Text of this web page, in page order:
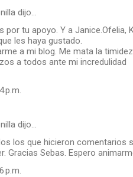
dijo…
por tu apoyo. Y a Janice.Ofelia,
les haya gustado.
a mi blog. Me mata la
a todos ante mi incredulidad
p.m.
dijo…
los que hicieron comentarios
Gracias Sebas. Espero
p.m.